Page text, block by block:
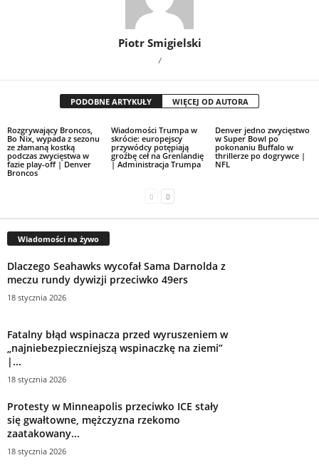
Piotr Smigielski
/
PODOBNE ARTYKUŁY WIĘCEJ OD AUTORA
Rozgrywający Broncos,
Bo Nix, wypada z sezonu
ze złamaną kostką
podczas zwycięstwa w
fazie play-off | Denver
Broncos
Wiadomości Trumpa w
skrócie: europejscy
przywódcy potępiają
groźbę ceł na Grenlandię
| Administracja Trumpa
Denver jedno zwycięstwo
w Super Bowl po
pokonaniu Buffalo w
thrillerze po dogrywce |
NFL
Wiadomości na żywo
Dlaczego Seahawks wycofał Sama Darnolda z
meczu rundy dywizji przeciwko 49ers
18 stycznia 2026
Fatalny błąd wspinacza przed wyruszeniem w
„najniebezpieczniejszą wspinaczkę na ziemi”
|...
18 stycznia 2026
Protesty w Minneapolis przeciwko ICE stały
się gwałtowne, mężczyzna rzekomo
zaatakowany...
18 stycznia 2026